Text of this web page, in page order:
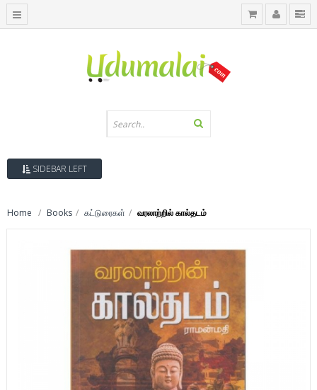
SIDEBAR LEFT
Home Books கட்டுரைகள் வரலாற்றில் கால்தடம்